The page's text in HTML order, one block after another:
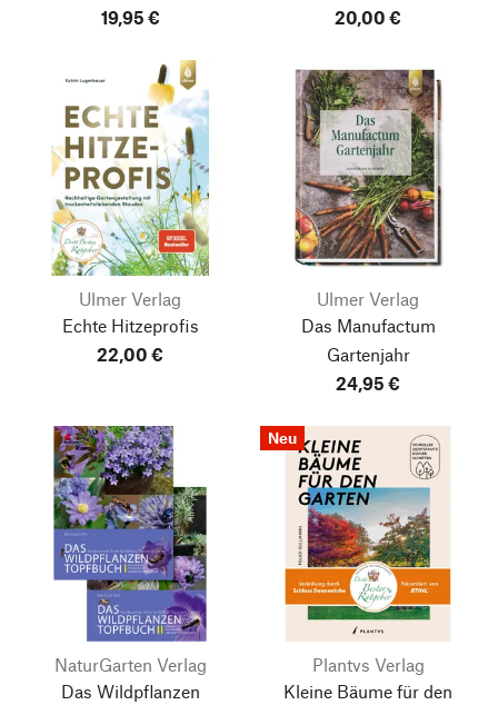
19,95 €
20,00 €
Ulmer Verlag
Echte Hitzeprofis
22,00 €
Ulmer Verlag
Das Manufactum
Gartenjahr
24,95 €
NaturGarten Verlag
Das Wildpflanzen
Neu
Plantvs Verlag
Kleine Bäume für den